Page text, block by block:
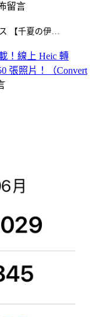
留言
【千夏の伊…
！線上 Heic 轉
張照片！（Convert